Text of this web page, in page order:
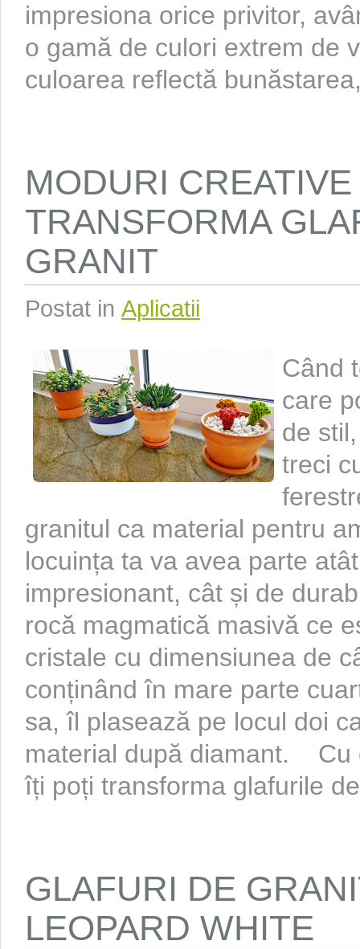
impresiona orice privitor,
o gamă de culori extrem de
culoarea reflectă
MODURI
TRANSFORMA
GRANIT
Postat in Aplicatii
Când
care
de
treci
granitul ca material pentru
locuința ta va avea parte
impresionant, cât și de
rocă magmatică masivă ce
cristale cu dimensiunea de
conținând în mare parte
sa, îl plasează pe locul doi
material după diamant. Cu
îți poți transforma glafurile
GLAFURI DE
LEOPARD WHITE